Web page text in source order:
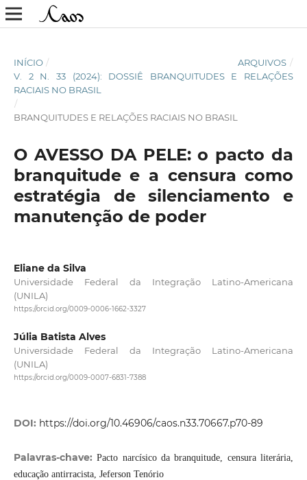
INÍCIO / ARQUIVOS /
V. 2 N. 33 (2024): DOSSIÊ BRANQUITUDES E RELAÇÕES
RACIAIS NO BRASIL
/
BRANQUITUDES E RELAÇÕES RACIAIS NO BRASIL
O AVESSO DA PELE: o pacto da
branquitude e a censura como
estratégia de silenciamento e
manutenção de poder
Eliane da Silva
Universidade Federal da Integração Latino-Americana
(UNILA)
https://orcid.org/0009-0006-1662-3327
Júlia Batista Alves
Universidade Federal da Integração Latino-Americana
(UNILA)
https://orcid.org/0009-0007-6831-7388
DOI: https://doi.org/10.46906/caos.n33.70667.p70-89
Palavras-chave:Pacto narcísico da branquitude, censura literária,
educação antirracista, Jeferson Tenório